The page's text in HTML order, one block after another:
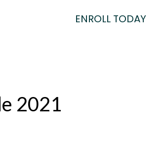
ENROLL TODAY
2021